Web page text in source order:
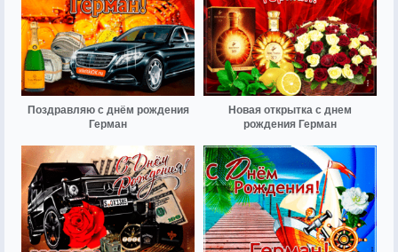
Поздравляю с днём рождения
Герман
Новая открытка с днем
рождения Герман